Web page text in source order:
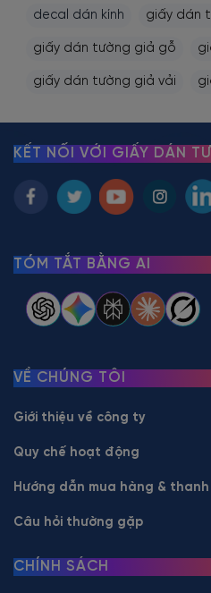
decal dán kính giấy dán
giấy dán tường giả gỗ
giấy dán tường giả vải
KẾT NỐI VỚI GIẤY DÁN
TÓM TẮT BẰNG AI
VỀ CHÚNG TÔI
Giới thiệu về công ty
Quy chế hoạt động
Hướng dẫn mua hàng &
Câu hỏi thường gặp
CHÍNH SÁCH